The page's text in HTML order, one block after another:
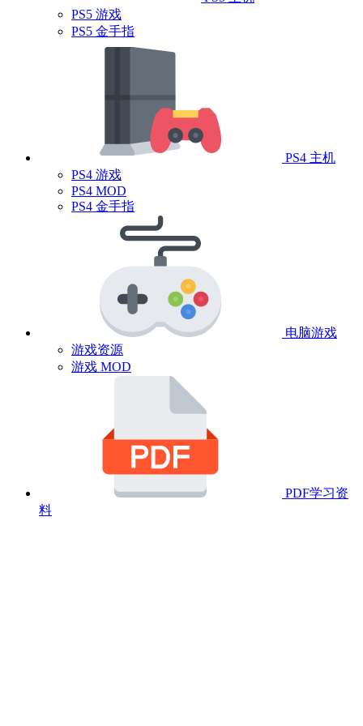
PS5 游戏
PS5 金手指
PS4 主机
PS4 游戏
PS4 MOD
PS4 金手指
电脑游戏
游戏资源
游戏 MOD
PDF学习资
料